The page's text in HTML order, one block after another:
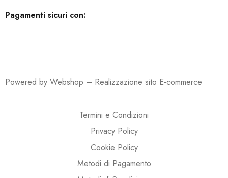
Pagamenti sicuri con:
Powered by Webshop – Realizzazione sito E-commerce
Termini e Condizioni
Privacy Policy
Cookie Policy
Metodi di Pagamento